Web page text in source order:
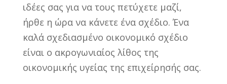
ιδέες σας για να τους πετύχετε μαζί,
ήρθε η ώρα να κάνετε ένα σχέδιο. Ένα
καλά σχεδιασμένο οικονομικό σχέδιο
είναι ο ακρογωνιαίος λίθος της
οικονομικής υγείας της επιχείρησής σας.